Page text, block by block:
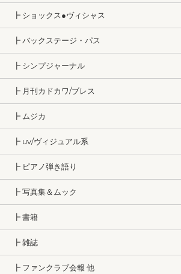
┣ ショックス●ヴィシャス
┣ バックステージ・パス
┣ シンプジャーナル
┣ 月刊カドカワ/ブレス
┣ ムジカ
┣ uv/ヴィジュアル系
┣ ピアノ弾き語り
┣ 写真集＆ムック
┣ 書籍
┣ 雑誌
┣ ファンクラブ会報 他